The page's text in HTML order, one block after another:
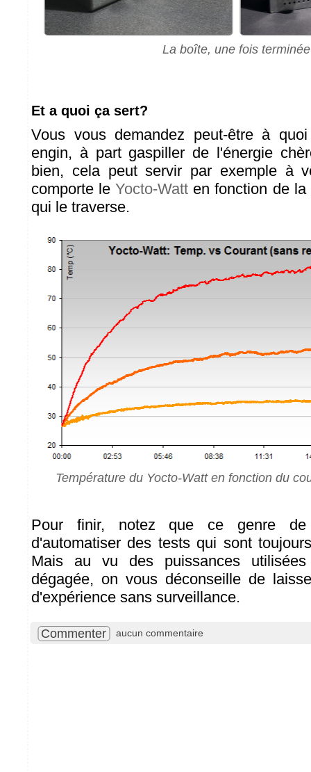
La boîte, une fois terminée
Et a quoi ça sert?
Vous vous demandez peut-être à
engin, à part gaspiller de l'énergie
bien, cela peut servir par exemple à
comporte leYocto-Watt en fonction de
qui le traverse.
Température du Yocto-Watt en fonction du
Pour finir, notez que ce genre de
d'automatiser des tests qui sont
Mais au vu des puissances
dégagée, on vous déconseille de
d'expérience sans surveillance.
Commenter aucun commentaire